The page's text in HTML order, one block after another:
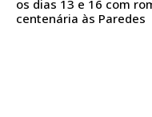
os dias 13 e 16 com
centenária às Paredes